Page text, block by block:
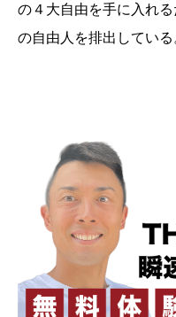
の４大自由を手に入れ
の自由人を排出している